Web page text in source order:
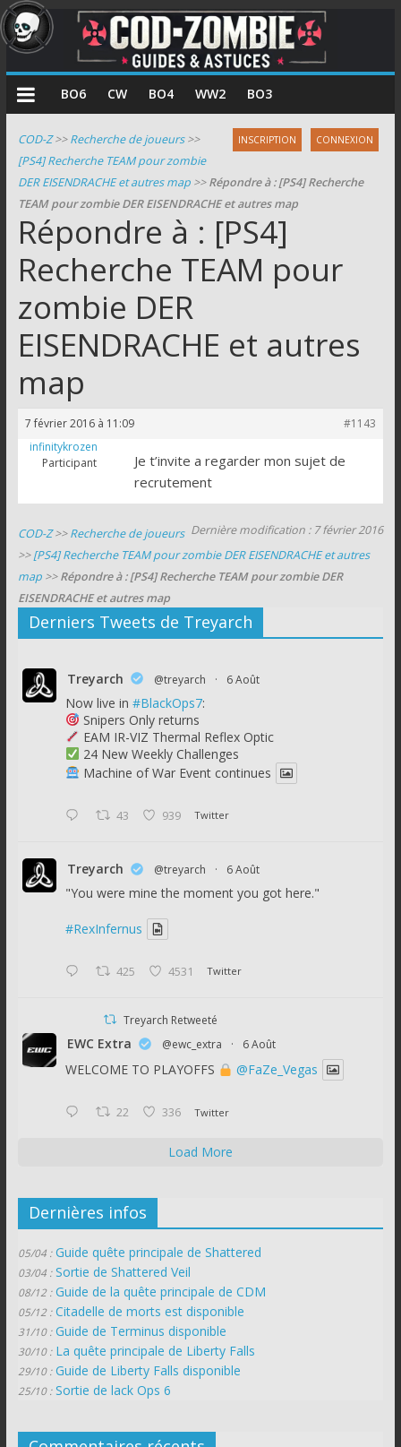
COD
Zombie
Guides
et
astuces
pour
le
mode
zombie
de
Call
Duty
BO6 CW BO4 WW2 BO3
INSCRIPTION CONNEXION
COD-Z>>Recherche de joueurs>>
[PS4] Recherche TEAM pour zombie
DER EISENDRACHE et autres map>>Répondre à : [PS4] Recherche
TEAM pour zombie DER EISENDRACHE et autres map
Répondre à : [PS4]
Recherche TEAM pour
zombie DER
EISENDRACHE et autres
map
7 février 2016 à 11:09
#1143
infinitykrozen
Participant
Je t’invite a regarder mon sujet de
recrutement
Dernière modification : 7 février 2016
COD-Z>>Recherche de joueurs
>>[PS4] Recherche TEAM pour zombie DER EISENDRACHE et autres
map>>Répondre à : [PS4] Recherche TEAM pour zombie DER
EISENDRACHE et autres map
Derniers Tweets de Treyarch
Treyarch @treyarch · 6 Août
Now live in #BlackOps7:
Snipers Only returns
EAM IR-VIZ Thermal Reflex Optic
24 New Weekly Challenges
Machine of War Event continues
43 939 Twitter
Treyarch @treyarch · 6 Août
"You were mine the moment you got here."
#RexInfernus
425 4531 Twitter
Treyarch Retweeté
EWC Extra @ewc_extra · 6 Août
WELCOME TO PLAYOFFS @FaZe_Vegas
22 336 Twitter
Load More
Dernières infos
05/04 : Guide quête principale de Shattered
03/04 : Sortie de Shattered Veil
08/12 : Guide de la quête principale de CDM
05/12 : Citadelle de morts est disponible
31/10 : Guide de Terminus disponible
30/10 : La quête principale de Liberty Falls
29/10 : Guide de Liberty Falls disponible
25/10 : Sortie de lack Ops 6